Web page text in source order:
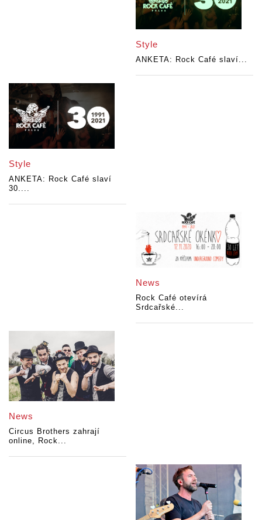
Style
ANKETA: Rock Café slaví...
Style
ANKETA: Rock Café slaví
30....
News
Rock Café otevírá
Srdcařské...
News
Circus Brothers zahrají
online, Rock...